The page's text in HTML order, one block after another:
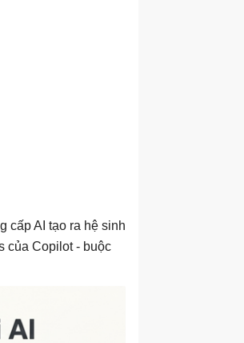
cấp AI tạo ra hệ sinh
của Copilot - buộc